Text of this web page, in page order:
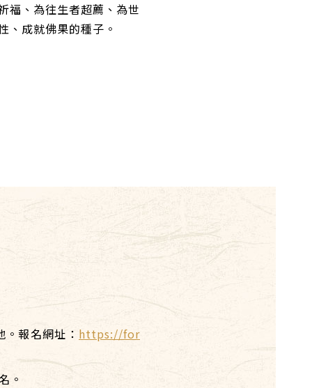
福、為往生者超薦、為世
、成就佛果的種子。
報名網址： https://for
。